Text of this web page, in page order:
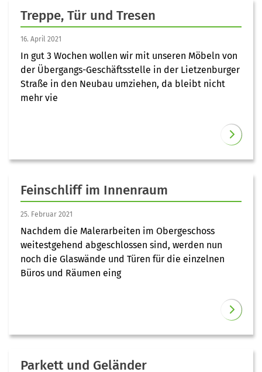
Treppe, Tür und Tresen
16. April 2021
In gut 3 Wochen wollen wir mit unseren Möbeln von
der Übergangs-Geschäftsstelle in der Lietzenburger
Straße in den Neubau umziehen, da bleibt nicht
mehr vie
Feinschliff im Innenraum
25. Februar 2021
Nachdem die Malerarbeiten im Obergeschoss
weitestgehend abgeschlossen sind, werden nun
noch die Glaswände und Türen für die einzelnen
Büros und Räumen eing
Parkett und Geländer